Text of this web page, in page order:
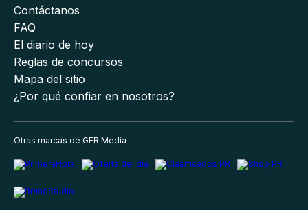
Contáctanos
FAQ
El diario de hoy
Reglas de concursos
Mapa del sitio
¿Por qué confiar en nosotros?
Otras marcas de GFR Media